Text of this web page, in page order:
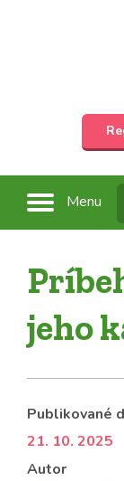
Menu
jeho
Publikované
21. 10. 2025
Autor